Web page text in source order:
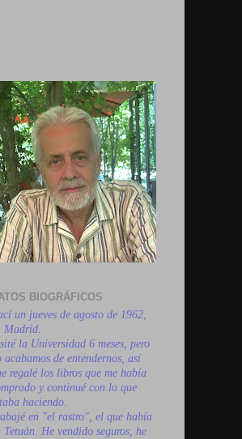
BIOGRÁFICOS
un jueves de agosto de 1962,
Madrid.
la Universidad 6 meses, pero
acabamos de entendernos, así
regalé los libros que me había
y continué con lo que
haciendo.
en "el rastro", el que había
Tetuán. He vendido seguros, he